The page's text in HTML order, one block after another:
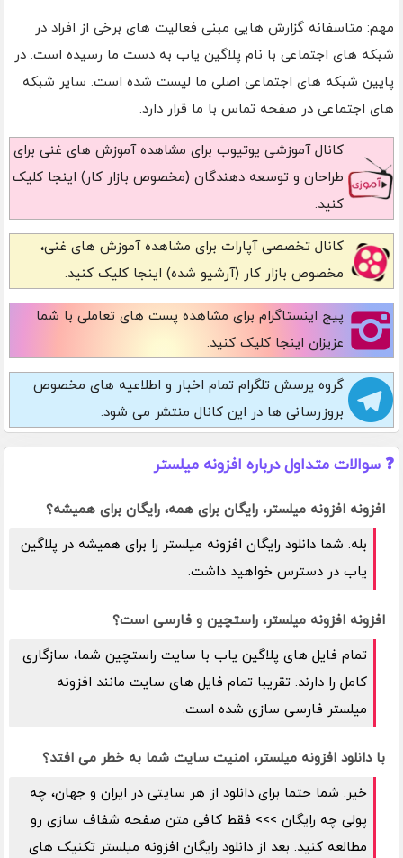
مهم: متاسفانه گزارش هایی مبنی فعالیت های برخی از افراد در
شبکه های اجتماعی با نام پلاگین یاب به دست ما رسیده است. در
پایین شبکه های اجتماعی اصلی ما لیست شده است. سایر شبکه
های اجتماعی در صفحه تماس با ما قرار دارد.
کانال آموزشی یوتیوب برای مشاهده آموزش های غنی برای
طراحان و توسعه دهندگان (مخصوص بازار کار) اینجا کلیک
کنید.
کانال تخصصی آپارات برای مشاهده آموزش های غنی،
مخصوص بازار کار (آرشیو شده) اینجا کلیک کنید.
پیج اینستاگرام برای مشاهده پست های تعاملی با شما
عزیزان اینجا کلیک کنید.
گروه پرسش تلگرام تمام اخبار و اطلاعیه های مخصوص
بروزرسانی ها در این کانال منتشر می شود.
❓ سوالات متداول درباره افزونه میلستر
افزونه افزونه میلستر، رایگان برای همه، رایگان برای همیشه؟
بله. شما دانلود رایگان افزونه میلستر را برای همیشه در پلاگین
یاب در دسترس خواهید داشت.
افزونه افزونه میلستر، راستچین و فارسی است؟
تمام فایل های پلاگین یاب با سایت راستچین شما، سازگاری
کامل را دارند. تقریبا تمام فایل های سایت مانند افزونه
میلستر فارسی سازی شده است.
با دانلود افزونه میلستر، امنیت سایت شما به خطر می افتد؟
خیر. شما حتما برای دانلود از هر سایتی در ایران و جهان، چه
پولی چه رایگان >>> فقط کافی متن صفحه شفاف سازی رو
مطالعه کنید. بعد از دانلود رایگان افزونه میلستر تکنیک های